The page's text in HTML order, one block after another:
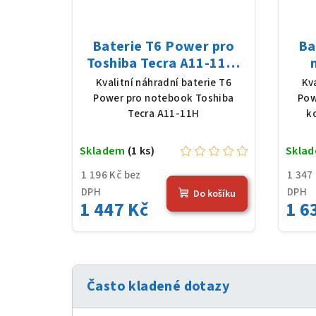
Baterie T6 Power pro
Toshiba Tecra A11-11H,
Li-Ion, 10,8 V, 5200 mAh
(56 Wh), černá
Kvalitní náhradní baterie T6
Power pro notebook Toshiba
Tecra A11-11H
1 196 Kč bez
DPH
1 447 Kč
Skladem (1 ks)
Do košíku
1 347
DPH
1
Často kladené dotazy